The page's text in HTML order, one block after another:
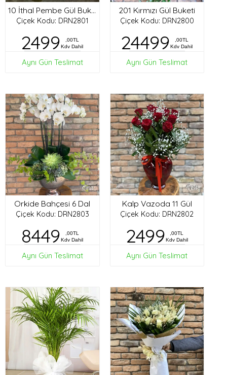
10 İthal Pembe Gül Buketi
Çiçek Kodu: DRN2801
2499
,00TL
Kdv Dahil
Aynı Gün Teslimat
201 Kırmızı Gül Buketi
Çiçek Kodu: DRN2800
24499
,00TL
Kdv Dahil
Aynı Gün Teslimat
Orkide Bahçesi 6 Dal
Çiçek Kodu: DRN2803
8449
,00TL
Kdv Dahil
Aynı Gün Teslimat
Kalp Vazoda 11 Gül
Çiçek Kodu: DRN2802
2499
,00TL
Kdv Dahil
Aynı Gün Teslimat